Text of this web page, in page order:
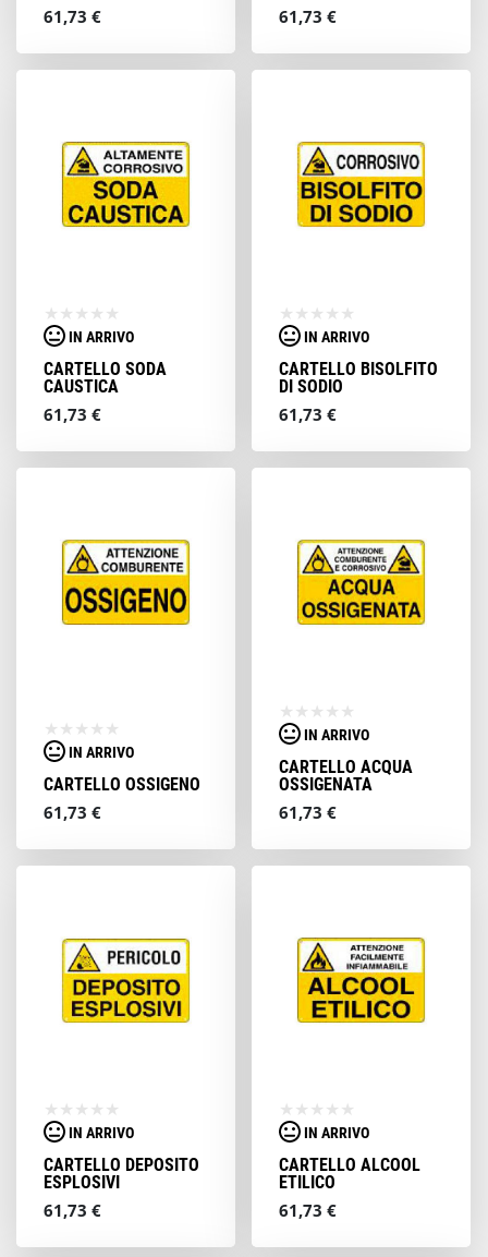
61,73 € 61,73 €
IN ARRIVO
CARTELLO SODA
CAUSTICA
61,73 €
IN ARRIVO
CARTELLO BISOLFITO
DI SODIO
61,73 €
IN ARRIVO
CARTELLO OSSIGENO
61,73 €
IN ARRIVO
CARTELLO ACQUA
OSSIGENATA
61,73 €
IN ARRIVO
CARTELLO DEPOSITO
ESPLOSIVI
61,73 €
IN ARRIVO
CARTELLO ALCOOL
ETILICO
61,73 €